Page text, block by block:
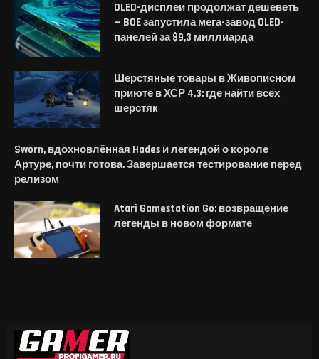
OLED-дисплеи продолжат дешеветь
— BOE запустила мега-завод OLED-
панелей за $9,3 миллиарда
Шерстяные товары в Живописном
приюте в ХСР 4.3: где найти всех
шерстяк
Sworn, вдохновлённая Hades и легендой о короле
Артуре, почти готова. Завершается тестирование перед
релизом
Atari Gamestation Go: возвращение
легенды в новом формате